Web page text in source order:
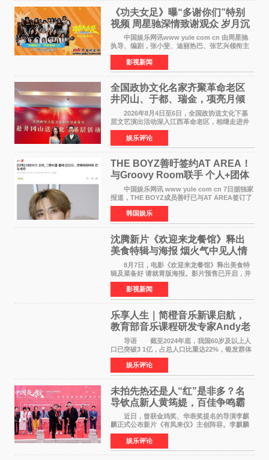
《功夫女足》曝“多谢你们”特别
视频 周星驰深情致谢观众 岁月沉
淀不灭初心
中国娱乐网讯www yule com cn 由周星驰
执导、编剧，张小斐、迪丽热巴、张艺兴领衔主
演，刘嘉玲、佐藤健特别出演，艾米、雪野、蔡
思贝、胡予安、倪好特别介绍的喜剧电影《功夫
女足》释出多谢你
影视新闻
全国政协文化名家齐聚革命老区
井冈山、于都、瑞金，项亮月倾
情献唱《桃花谣》致敬红色沃土
2026年8月4日至6日，全国政协送文化下基
层文艺演出活动深入江西革命老区，相继走进井
冈山、于都长征出发地、瑞金三地。由全国政协
文化文史和学习委员会副主任、甘肃省政协原主
席欧阳坚率团，一
娱乐评论
THE BOYZ善旴签约AT AREA！
与Groovy Room联手 个人+团体
活动并行
中国娱乐网讯 www yule com cn 7日据独家
报道，THE BOYZ成员善旴已与AT AREA签订了
专属合约。AT AREA是由知名制作人组合
Groovy Room创立的hip-hop厂牌，旗下拥有多
位实力派音乐人，在韩
韩国娱乐
沈腾新片《欢迎来龙餐馆》释出
美食特辑与海报 烟火气中见人情
温暖
8月7日，电影《欢迎来龙餐馆》释出美食特
辑及菜备好 请就胃版海报。影片预售已开启，并
将于8月8日至10日14:00-21:00举行全国超前点
映。电影《欢迎来龙餐馆》作为战争美食喜剧大
片，讲述了中国
影视新闻
乐享人生｜简橙音乐新课启航，
教育部音乐课程研发专家Andy老
师重磅入驻领航银龄琴声
导语 截至2024年底，我国60岁及以上人
口已突破3 1亿，占总人口比重达22%，银发群体
的精神文化需求日益凸显。2024年1月，国务院办
公厅印发《关于发展银发经济增进老年人福祉的
意见》——这是
娱乐评论
未拍先热还是人“红”是非多？名
导钦点新人黄筠媞，百佳争鸣霸
气回应
近日，曾获金鸡奖、华表奖提名的导演李麒
麟正式公布新片《有凤来仪》主创阵容。李麒麟
早年凭电影《华容道》获得金鸡奖、华表奖提
名，此后长期参与国内外电影制作，其担任制片
人参与的作品亦曾
娱乐评论